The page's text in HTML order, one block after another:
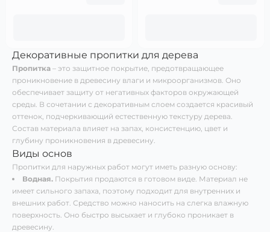
Декоративные пропитки для дерева
Пропитка – это защитное покрытие, предотвращающее
проникновение в древесину влаги и микроорганизмов. Оно
обеспечивает защиту от негативных факторов окружающей
среды. В сочетании с декоративным слоем создается красивый
оттенок, подчеркивающий естественную текстуру дерева.
Состав материала влияет на запах, консистенцию, цвет и
глубину проникновения в древесину.
Виды основ
Пропитки для наружных работ могут иметь разную основу:
Водная. Покрытия продаются в готовом виде. Материал не
имеет сильного запаха, поэтому подходит для внутренних и
внешних работ. Средство можно наносить на слегка влажную
поверхность. Оно быстро высыхает и глубоко проникает в
древесину.